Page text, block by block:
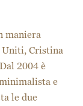
maniera
Uniti, Cristina
2004 è
e
le due